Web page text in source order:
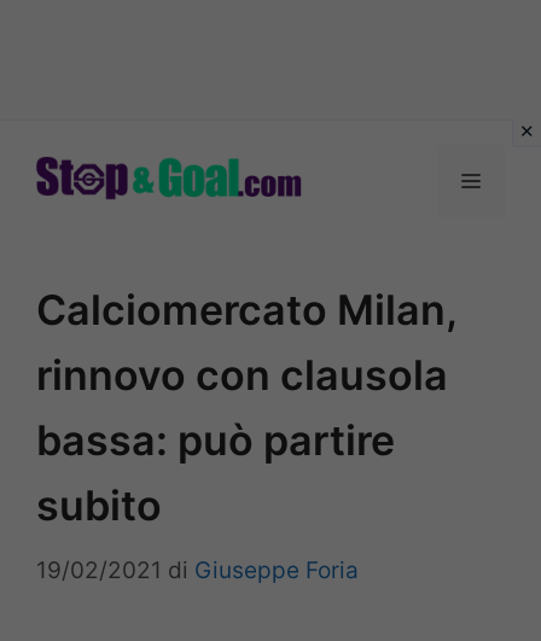
Menu
Calciomercato Milan,
rinnovo con clausola
bassa: può partire
subito
19/02/2021 di Giuseppe Foria